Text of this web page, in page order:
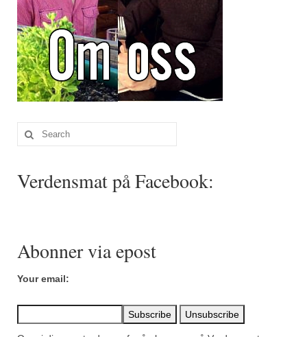
Search
for:
Verdensmat på Facebook:
Abonner via epost
Your email: